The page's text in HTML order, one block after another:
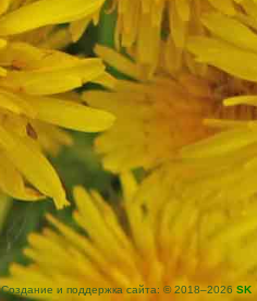
Создание и поддержка сайта: © 2018–2026 SK